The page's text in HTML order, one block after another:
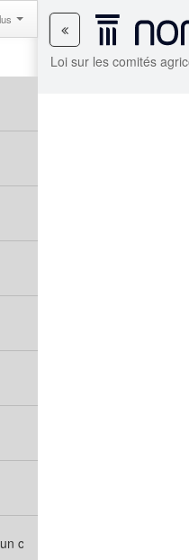
Loi sur les comités
comité agricole